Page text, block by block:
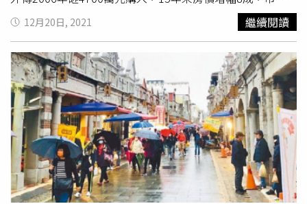
約8500萬元。王力宏於2015年就入住「吾疆」，不過當年
因價格談不攏，索性「以租代買」，直到2017年才正式以4
億現金購入。（圖／報系資料庫）根據瑞普萊坊市場研究部
總監黃舒衛指出，吾疆是登記在王力宏的「宏聲文化」公司
名下，王力宏表明將吾疆過戶給李靚蕾，法人持有不動產，
有時會以股權買賣進行產權轉移，不過，若法人贈與不必課
徵贈與稅，研判王力宏將豪宅過戶給前妻，會直接採贈與方
式進行。「吾疆」一層一戶，客廳具有20米大面寬景觀窗，
可盡攬仁愛路樹海美景。圖為2009年預售樣品屋。（圖／
報系資料庫）王力宏除了在婚後砸下4億台幣購入吾疆，他
在2006年還傳出以4700萬元購入忠孝東路豪宅「國庭」高
樓層戶，這裡是他曾邀請大陸鋼琴家好友李雲迪到府上作客
12月20日, 2021 繼續閱讀